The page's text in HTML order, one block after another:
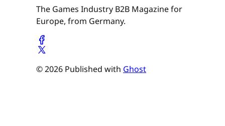
The Games Industry B2B Magazine for
Europe, from Germany.
© 2026 Published with Ghost